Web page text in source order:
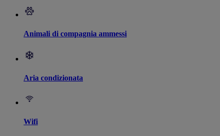
Animali di compagnia ammessi
Aria condizionata
Wifi